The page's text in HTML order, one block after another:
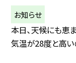
お知らせ
本日、天候にも恵
気温が28度と高い